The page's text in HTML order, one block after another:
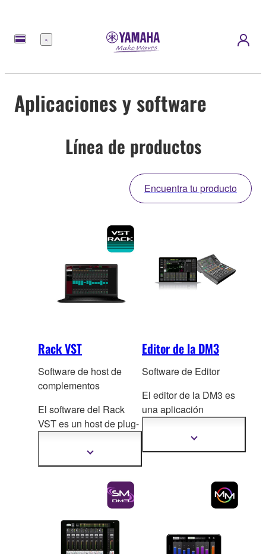
Menú
Aplicaciones y software
Línea de productos
Encuentra tu producto
Rack VST
Software de host de
complementos
El software del Rack
VST es un host de plug-
ins VST, y te
permite crear el rack de
efectos exactamente
como lo quieres.
Mostrar
Editor de la DM3
Software de Editor
El editor de la DM3 es
una aplicación
equipos que usan
sistemas operativos
permite funcionamiento
configuración y edición
Mostrar